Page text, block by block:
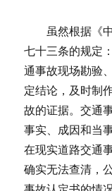
虽然根据《中
七十三条的规定
通事故现场勘验
定结论，及时制
故的证据。交通
事实、成因和当
在现实道路交通
确实无法查清，